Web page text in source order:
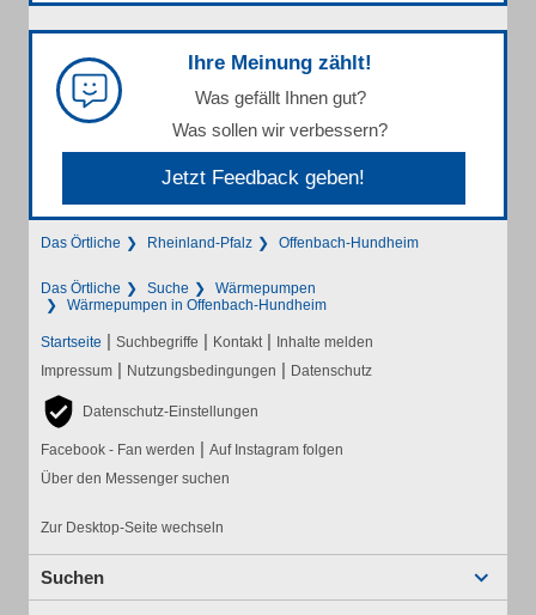
Ihre Meinung zählt!
Was gefällt Ihnen gut?
Was sollen wir verbessern?
Jetzt Feedback geben!
Das Örtliche Rheinland-Pfalz Offenbach-Hundheim
Das Örtliche Suche
Wärmepumpen
Wärmepumpen in Offenbach-Hundheim
Startseite | Suchbegriffe | Kontakt | Inhalte melden
Impressum | Nutzungsbedingungen | Datenschutz
Datenschutz-Einstellungen
Facebook - Fan werden | Auf Instagram folgen
Über den Messenger suchen
Zur Desktop-Seite wechseln
Suchen